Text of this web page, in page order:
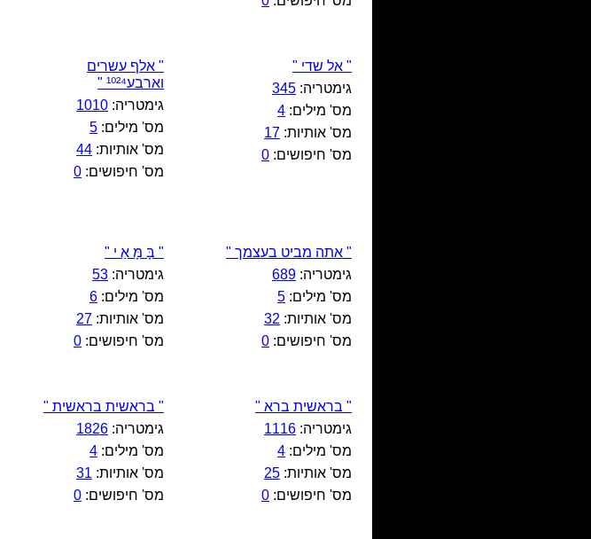
" אל שדי "
גימטריה: 345
מס' מילים: 4
מס' אותיות: 17
מס' חיפושים: 0
" אלף עשרים
וארבע¹⁰²⁴ "
גימטריה: 1010
מס' מילים: 5
מס' אותיות: 44
מס' חיפושים: 0
" אתה מביט בעצמך "
גימטריה: 689
מס' מילים: 5
מס' אותיות: 32
מס' חיפושים: 0
" בָּ מָּ אַ י "
גימטריה: 53
מס' מילים: 6
מס' אותיות: 27
מס' חיפושים: 0
" בראשית ברא "
גימטריה: 1116
מס' מילים: 4
מס' אותיות: 25
מס' חיפושים: 0
" בראשית בראשית "
גימטריה: 1826
מס' מילים: 4
מס' אותיות: 31
מס' חיפושים: 0